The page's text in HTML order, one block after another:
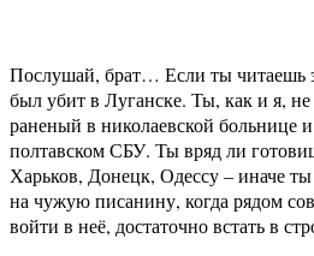
Послушай, брат… Если ты читаешь
был убит в Луганске. Ты, как и я,
раненый в николаевской больнице
полтавском СБУ. Ты вряд ли
Харьков, Донецк, Одессу – иначе
на чужую писанину, когда рядом
войти в неё, достаточно встать в